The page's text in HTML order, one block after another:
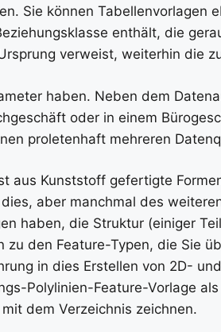
Sie können Tabellenvorlagen
enthält, die
verweist, weiterhin die
haben. Neben dem
oder in einem
proletenhaft mehreren
aus Kunststoff gefertigte
aber manchmal des
haben, die Struktur (einiger
zu den Feature-Typen, die Sie
in dies Erstellen von 2D-
Polylinien-Feature-Vorlage
dem Verzeichnis zeichnen.